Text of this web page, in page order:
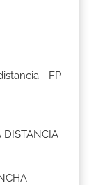
- FP
DISTANCIA